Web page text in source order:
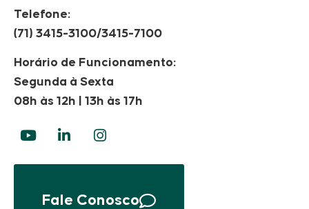
Telefone:
(71) 3415-3100/3415-7100
Horário de Funcionamento:
Segunda à Sexta
08h às 12h | 13h às 17h
Fale Conosco